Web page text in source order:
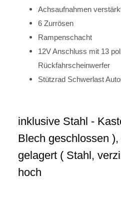
Achsaufnahmen
6 Zurrösen
Rampenschacht
12V Anschluss mit 13
Rückfahrscheinwerfer
Stützrad Schwerlast
inklusive Stahl -
Blech geschlossen
gelagert ( Stahl,
hoch